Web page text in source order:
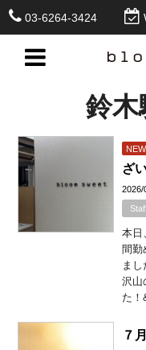
03-6264-3424
鈴木
NEW
ざ
2026/
本日
間勤
ま
沢山
た
７